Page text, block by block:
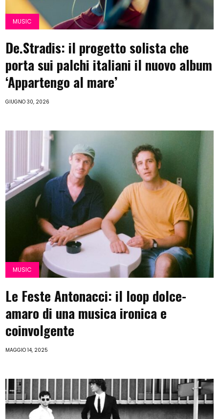
MUSIC
De.Stradis: il progetto solista che
porta sui palchi italiani il nuovo album
‘Appartengo al mare’
GIUGNO 30, 2026
MUSIC
Le Feste Antonacci: il loop dolce-
amaro di una musica ironica e
coinvolgente
MAGGIO 14, 2025